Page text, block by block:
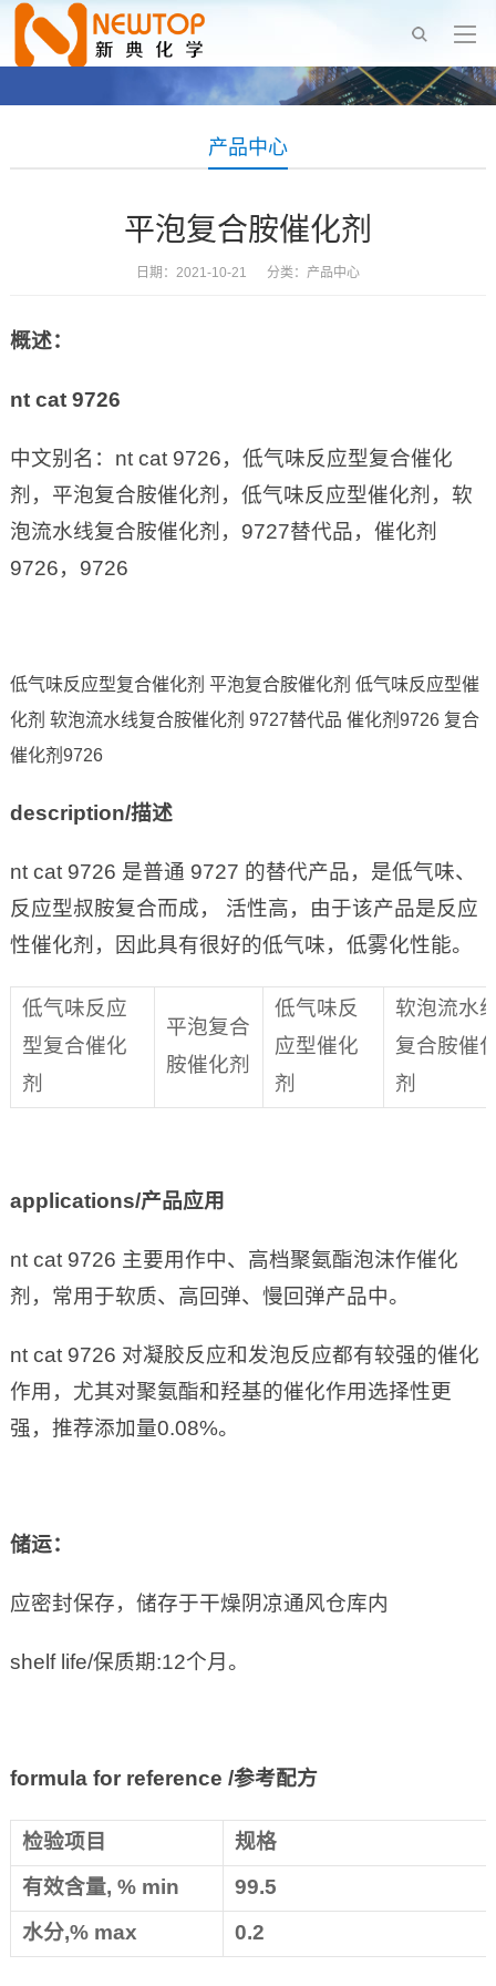
产品中心
平泡复合胺催化剂
日期：2021-10-21 分类： 产品中心
概述：
nt cat 9726
中文别名：nt cat 9726，低气味反应型复合催化
剂，平泡复合胺催化剂，低气味反应型催化剂，软
泡流水线复合胺催化剂，9727替代品，催化剂
9726，9726
低气味反应型复合催化剂 平泡复合胺催化剂 低气味反应型催
化剂 软泡流水线复合胺催化剂 9727替代品 催化剂9726 复合
催化剂9726
description/描述
nt cat 9726 是普通 9727 的替代产品，是低气味、
反应型叔胺复合而成， 活性高，由于该产品是反应
性催化剂，因此具有很好的低气味，低雾化性能。
低气味反应
型复合催化
剂
平泡复合
胺催化剂
低气味反
应型催化
剂
软泡流水
复合胺催
剂
applications/产品应用
nt cat 9726 主要用作中、高档聚氨酯泡沫作催化
剂，常用于软质、高回弹、慢回弹产品中。
nt cat 9726 对凝胶反应和发泡反应都有较强的催化
作用，尤其对聚氨酯和羟基的催化作用选择性更
强，推荐添加量0.08%。
储运：
应密封保存，储存于干燥阴凉通风仓库内
shelf life/保质期:12个月。
formula for reference /参考配方
检验项目
规格
有效含量, % min
99.5
水分,% max
0.2